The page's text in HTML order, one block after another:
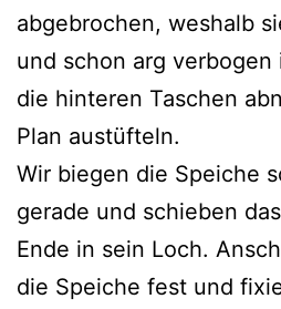
abgebrochen, weshalb
und schon arg verbogen
die hinteren Taschen
Plan austüfteln.
Wir biegen die Speiche
gerade und schieben
Ende in sein Loch.
die Speiche fest und